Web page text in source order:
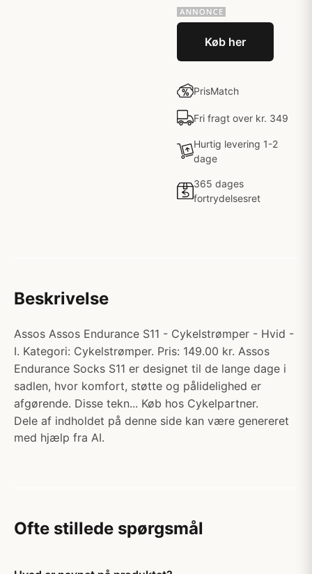
Køb her
PrisMatch
Fri fragt over kr. 349
Hurtig levering 1-2
dage
365 dages
fortrydelsesret
Beskrivelse
Assos Assos Endurance S11 - Cykelstrømper - Hvid -
I. Kategori: Cykelstrømper. Pris: 149.00 kr. Assos
Endurance Socks S11 er designet til de lange dage i
sadlen, hvor komfort, støtte og pålidelighed er
afgørende. Disse tekn... Køb hos Cykelpartner.
Dele af indholdet på denne side kan være genereret
med hjælp fra AI.
Ofte stillede spørgsmål